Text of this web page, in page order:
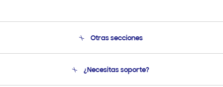
Otras secciones
Soporte
¿Necesitas soporte?